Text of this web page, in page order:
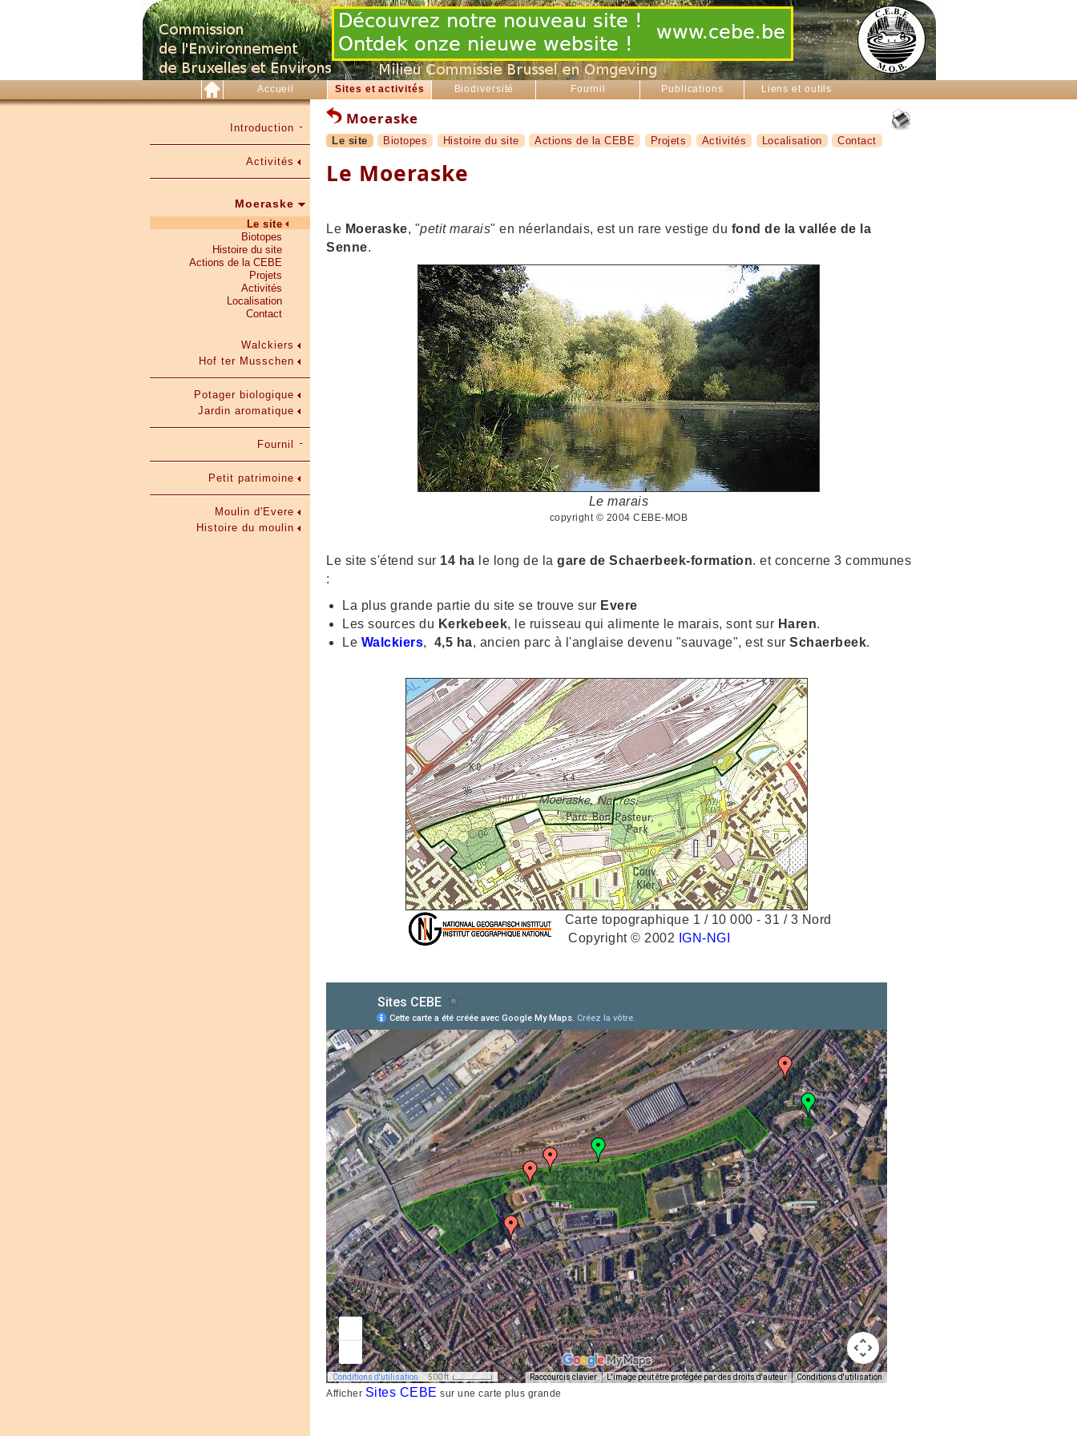
Accueil Sites et activités Biodiversité Fournil Publications Liens et outils
Introduction
Activités
Moeraske
Le site
Biotopes
Histoire du site
Actions de la CEBE
Projets
Activités
Localisation
Contact
Walckiers
Hof ter Musschen
Potager biologique
Jardin aromatique
Fournil
Petit patrimoine
Moulin d'Evere
Histoire du moulin
Moeraske
Le site Biotopes Histoire du site Actions de la CEBE Projets Activités Localisation Contact
Le Moeraske
Le Moeraske, "petit marais" en néerlandais, est un rare vestige du fond de la vallée de la
Senne.
Le marais
copyright © 2004 CEBE-MOB
Le site s'étend sur 14 ha le long de la gare de Schaerbeek-formation. et concerne 3 communes
:
La plus grande partie du site se trouve sur Evere
Les sources du Kerkebeek, le ruisseau qui alimente le marais, sont sur Haren.
Le Walckiers, 4,5 ha, ancien parc à l'anglaise devenu "sauvage", est sur Schaerbeek.
Carte topographique 1 / 10 000 - 31 / 3 Nord
Copyright © 2002 IGN-NGI
Afficher Sites CEBE sur une carte plus grande